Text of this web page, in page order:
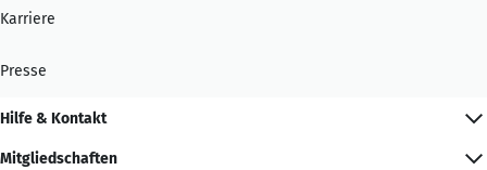
Karriere
Presse
Hilfe & Kontakt
Mitgliedschaften